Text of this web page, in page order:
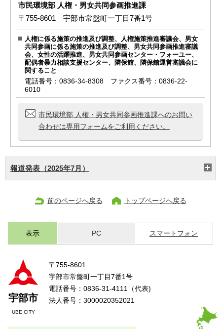
市民環境部 人権・男女共同参画推進課
〒755-8601 宇部市常盤町一丁目7番1号
人権に係る施策の推進及び調整、人権施策推進審議会、男女
共同参画に係る施策の推進及び調整、男女共同参画推進審議
会、女性の活躍推進、男女共同参画センター・フォーユー、
配偶者暴力相談支援センター、隣保館、隣保館運営審議会に
関すること
電話番号：0836-34-8308 ファクス番号：0836-22-
6010
市民環境部 人権・男女共同参画推進課へのお問い
合わせは専用フォームをご利用ください。
報道発表（2025年7月）
前のページへ戻る トップページへ戻る
表示 PC スマートフォン
宇部市
UBE CITY
〒755-8601
宇部市常盤町一丁目7番1号
電話番号：0836-31-4111（代表)
法人番号：3000020352021